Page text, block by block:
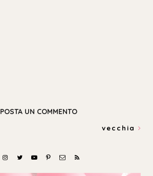
POSTA UN COMMENTO
vecchia